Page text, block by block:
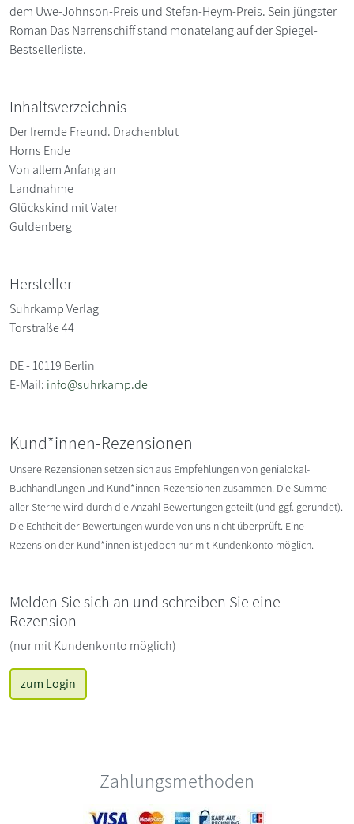
dem Uwe-Johnson-Preis und Stefan-Heym-Preis. Sein jüngster
Roman Das Narrenschiff stand monatelang auf der Spiegel-
Bestsellerliste.
Inhaltsverzeichnis
Der fremde Freund. Drachenblut
Horns Ende
Von allem Anfang an
Landnahme
Glückskind mit Vater
Guldenberg
Hersteller
Suhrkamp Verlag
Torstraße 44
DE - 10119 Berlin
E-Mail: info@suhrkamp.de
Kund*innen-Rezensionen
Unsere Rezensionen setzen sich aus Empfehlungen von genialokal-
Buchhandlungen und Kund*innen-Rezensionen zusammen. Die Summe
aller Sterne wird durch die Anzahl Bewertungen geteilt (und ggf. gerundet).
Die Echtheit der Bewertungen wurde von uns nicht überprüft. Eine
Rezension der Kund*innen ist jedoch nur mit Kundenkonto möglich.
Melden Sie sich an und schreiben Sie eine
Rezension
(nur mit Kundenkonto möglich)
zum Login
Zahlungsmethoden